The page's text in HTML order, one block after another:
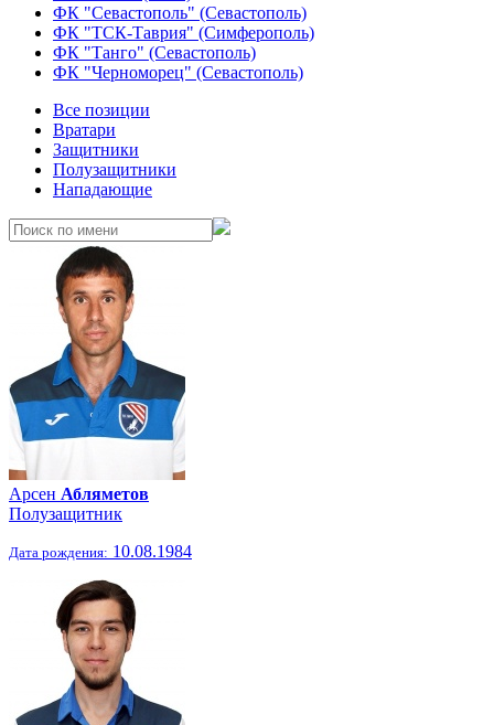
ФК "Севастополь" (Севастополь)
ФК "ТСК-Таврия" (Симферополь)
ФК "Танго" (Севастополь)
ФК "Черноморец" (Севастополь)
Все позиции
Вратари
Защитники
Полузащитники
Нападающие
Арсен Абляметов
Полузащитник
Дата рождения: 10.08.1984